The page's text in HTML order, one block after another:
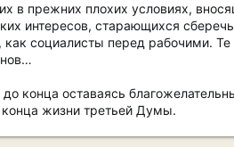
в прежних плохих условиях,
интересов, старающихся
социалисты перед рабочими.
до конца оставаясь
жизни третьей Думы.